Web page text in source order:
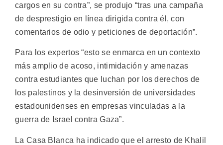
cargos en su contra”, se produjo “tras una campaña
de desprestigio en línea dirigida contra él, con
comentarios de odio y peticiones de deportación”.
Para los expertos “esto se enmarca en un contexto
más amplio de acoso, intimidación y amenazas
contra estudiantes que luchan por los derechos de
los palestinos y la desinversión de universidades
estadounidenses en empresas vinculadas a la
guerra de Israel contra Gaza”.
La Casa Blanca ha indicado que el arresto de Khalil